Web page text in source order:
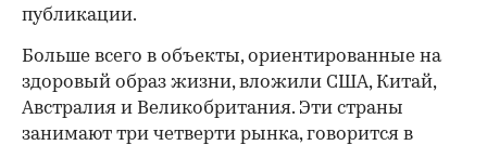
публикации.
Больше всего в объекты, ориентированные на
здоровый образ жизни, вложили США, Китай,
Австралия и Великобритания. Эти страны
занимают три четверти рынка, говорится в